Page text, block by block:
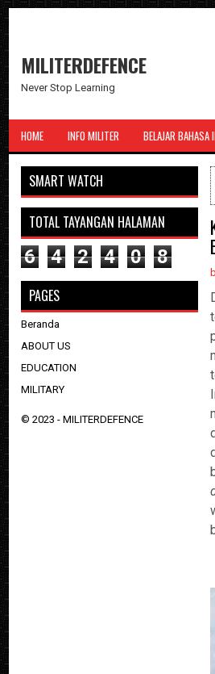
MILITERDEFENCE
Never Stop Learning
HOME INFO MILITER BELAJAR BAHASA
SMART WATCH
TOTAL TAYANGAN HALAMAN
6 4 2 4 0 8
PAGES
Beranda
ABOUT US
EDUCATION
MILITARY
© 2023 - MILITERDEFENCE